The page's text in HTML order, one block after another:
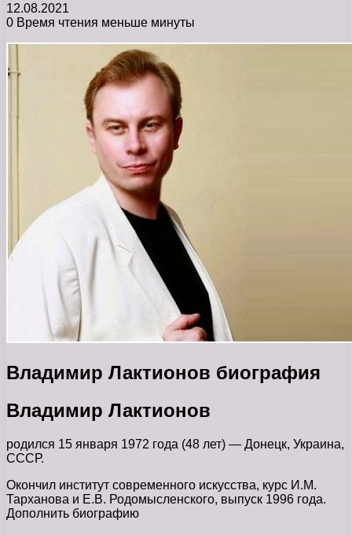
12.08.2021
0 Время чтения меньше минуты
Владимир Лактионов биография
Владимир Лактионов
родился 15 января 1972 года (48 лет) — Донецк, Украина,
СССР.
Окончил институт современного искусства, курс И.М.
Тарханова и Е.В. Родомысленского, выпуск 1996 года.
Дополнить биографию